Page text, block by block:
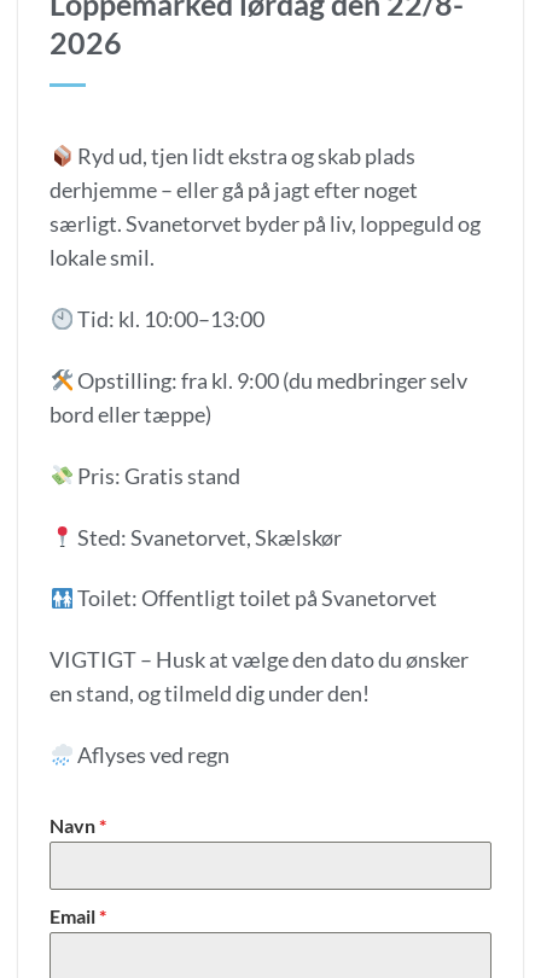
2026
Ryd ud, tjen lidt ekstra og skab plads
derhjemme – eller gå på jagt efter noget
særligt. Svanetorvet byder på liv, loppeguld og
lokale smil.
Tid: kl. 10:00–13:00
Opstilling: fra kl. 9:00 (du medbringer selv
bord eller tæppe)
Pris: Gratis stand
Sted: Svanetorvet, Skælskør
Toilet: Offentligt toilet på Svanetorvet
VIGTIGT – Husk at vælge den dato du ønsker
en stand, og tilmeld dig under den!
Aflyses ved regn
Navn*
Email*